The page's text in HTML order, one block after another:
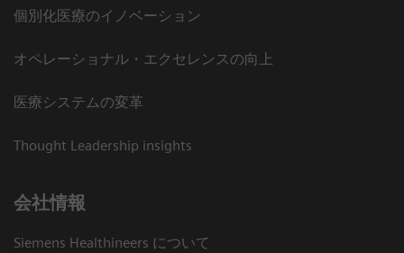
個別化医療のイノベーション
オペレーショナル・エクセレンスの向上
医療システムの変革
Thought Leadership insights
会社情報
Siemens Healthineers について